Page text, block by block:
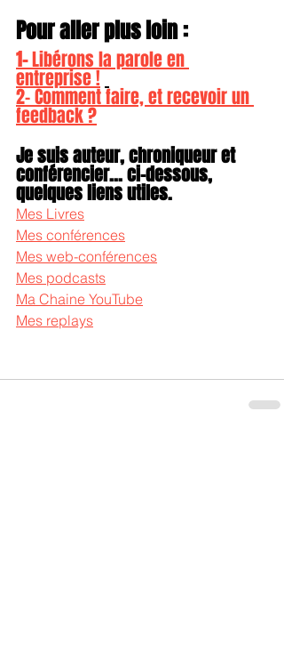
Pour aller plus loin :
1- Libérons la parole en
entreprise !
2- Comment faire, et recevoir un
feedback ?
Je suis auteur, chroniqueur et
conférencier... ci-dessous,
quelques liens utiles.
Mes Livres
Mes conférences
Mes web-conférences
Mes podcasts
Ma Chaine YouTube
Mes replays